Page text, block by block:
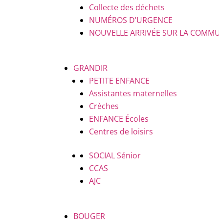
Collecte des déchets
NUMÉROS D’URGENCE
NOUVELLE ARRIVÉE SUR LA
GRANDIR
PETITE ENFANCE
Assistantes maternelles
Crèches
ENFANCE Écoles
Centres de loisirs
SOCIAL Sénior
CCAS
AJC
BOUGER